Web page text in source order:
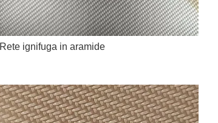
Rete ignifuga in aramide